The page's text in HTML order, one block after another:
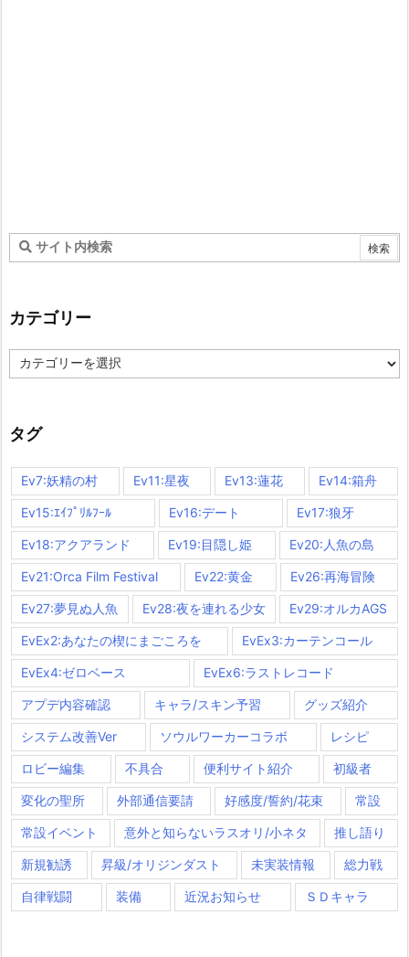
カテゴリー
テ
ー
タグ
Ev7:妖精の村 Ev11:星夜 Ev13:蓮花 Ev14:箱舟
Ev15:ｴｲﾌﾟﾘﾙﾌｰﾙ Ev16:デート Ev17:狼牙
Ev18:アクアランド Ev19:目隠し姫 Ev20:人魚の島
Ev21:Orca Film Festival Ev22:黄金 Ev26:再海冒険
Ev27:夢見ぬ人魚 Ev28:夜を連れる少女 Ev29:オルカAGS
EvEx2:あなたの楔にまごころを EvEx3:カーテンコール
EvEx4:ゼロベース EvEx6:ラストレコード
アプデ内容確認 キャラ/スキン予習 グッズ紹介
システム改善Ver ソウルワーカーコラボ レシピ
ロビー編集 不具合 便利サイト紹介 初級者
変化の聖所 外部通信要請 好感度/誓約/花束 常設
常設イベント 意外と知らないラスオリ/小ネタ 推し語り
新規勧誘 昇級/オリジンダスト 未実装情報 総力戦
自律戦闘 装備 近況お知らせ ＳＤキャラ